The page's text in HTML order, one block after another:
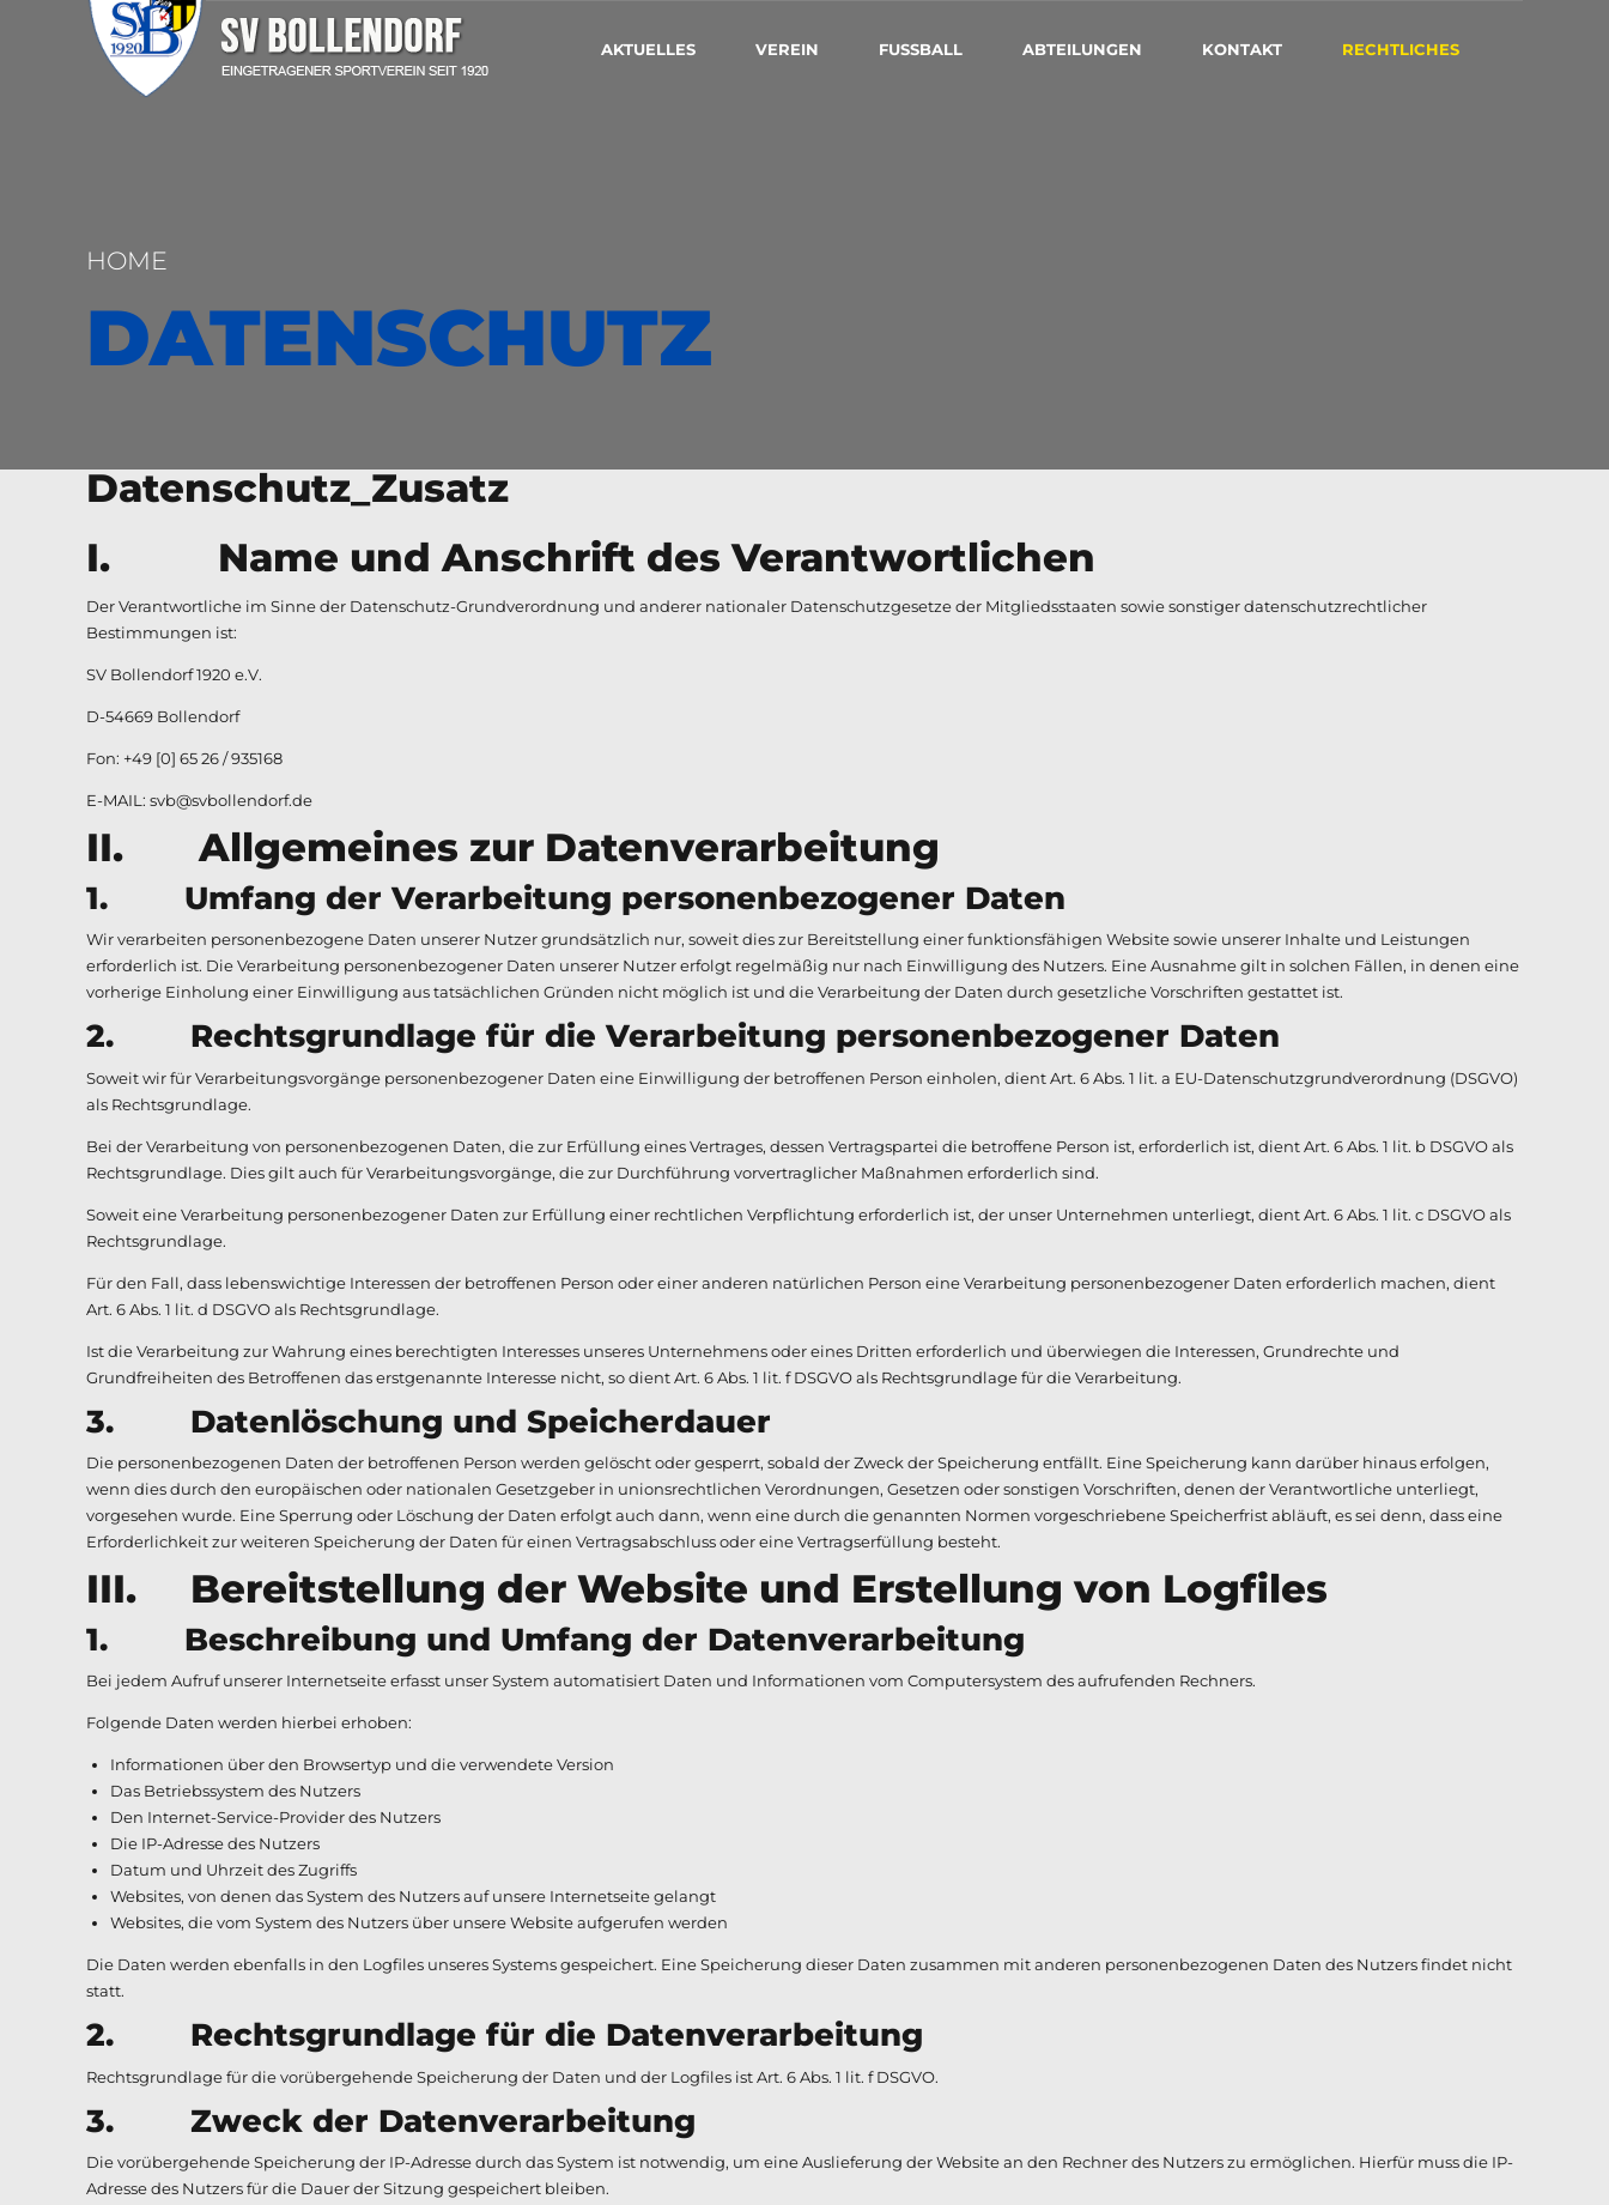
AKTUELLES VEREIN FUSSBALL ABTEILUNGEN KONTAKT RECHTLICHES
HOME
DATENSCHUTZ
Datenschutz_Zusatz
I. Name und Anschrift des Verantwortlichen
Der Verantwortliche im Sinne der Datenschutz-Grundverordnung und anderer nationaler Datenschutzgesetze der Mitgliedsstaaten sowie sonstiger datenschutzrechtlicher
Bestimmungen ist:
SV Bollendorf 1920 e.V.
D-54669 Bollendorf
Fon: +49 [0] 65 26 / 935168
E-MAIL: svb@svbollendorf.de
II. Allgemeines zur Datenverarbeitung
1. Umfang der Verarbeitung personenbezogener Daten
Wir verarbeiten personenbezogene Daten unserer Nutzer grundsätzlich nur, soweit dies zur Bereitstellung einer funktionsfähigen Website sowie unserer Inhalte und Leistungen
erforderlich ist. Die Verarbeitung personenbezogener Daten unserer Nutzer erfolgt regelmäßig nur nach Einwilligung des Nutzers. Eine Ausnahme gilt in solchen Fällen, in denen eine
vorherige Einholung einer Einwilligung aus tatsächlichen Gründen nicht möglich ist und die Verarbeitung der Daten durch gesetzliche Vorschriften gestattet ist.
2. Rechtsgrundlage für die Verarbeitung personenbezogener Daten
Soweit wir für Verarbeitungsvorgänge personenbezogener Daten eine Einwilligung der betroffenen Person einholen, dient Art. 6 Abs. 1 lit. a EU-Datenschutzgrundverordnung (DSGVO)
als Rechtsgrundlage.
Bei der Verarbeitung von personenbezogenen Daten, die zur Erfüllung eines Vertrages, dessen Vertragspartei die betroffene Person ist, erforderlich ist, dient Art. 6 Abs. 1 lit. b DSGVO als
Rechtsgrundlage. Dies gilt auch für Verarbeitungsvorgänge, die zur Durchführung vorvertraglicher Maßnahmen erforderlich sind.
Soweit eine Verarbeitung personenbezogener Daten zur Erfüllung einer rechtlichen Verpflichtung erforderlich ist, der unser Unternehmen unterliegt, dient Art. 6 Abs. 1 lit. c DSGVO als
Rechtsgrundlage.
Für den Fall, dass lebenswichtige Interessen der betroffenen Person oder einer anderen natürlichen Person eine Verarbeitung personenbezogener Daten erforderlich machen, dient
Art. 6 Abs. 1 lit. d DSGVO als Rechtsgrundlage.
Ist die Verarbeitung zur Wahrung eines berechtigten Interesses unseres Unternehmens oder eines Dritten erforderlich und überwiegen die Interessen, Grundrechte und
Grundfreiheiten des Betroffenen das erstgenannte Interesse nicht, so dient Art. 6 Abs. 1 lit. f DSGVO als Rechtsgrundlage für die Verarbeitung.
3. Datenlöschung und Speicherdauer
Die personenbezogenen Daten der betroffenen Person werden gelöscht oder gesperrt, sobald der Zweck der Speicherung entfällt. Eine Speicherung kann darüber hinaus erfolgen,
wenn dies durch den europäischen oder nationalen Gesetzgeber in unionsrechtlichen Verordnungen, Gesetzen oder sonstigen Vorschriften, denen der Verantwortliche unterliegt,
vorgesehen wurde. Eine Sperrung oder Löschung der Daten erfolgt auch dann, wenn eine durch die genannten Normen vorgeschriebene Speicherfrist abläuft, es sei denn, dass eine
Erforderlichkeit zur weiteren Speicherung der Daten für einen Vertragsabschluss oder eine Vertragserfüllung besteht.
III. Bereitstellung der Website und Erstellung von Logfiles
1. Beschreibung und Umfang der Datenverarbeitung
Bei jedem Aufruf unserer Internetseite erfasst unser System automatisiert Daten und Informationen vom Computersystem des aufrufenden Rechners.
Folgende Daten werden hierbei erhoben:
Informationen über den Browsertyp und die verwendete Version
Das Betriebssystem des Nutzers
Den Internet-Service-Provider des Nutzers
Die IP-Adresse des Nutzers
Datum und Uhrzeit des Zugriffs
Websites, von denen das System des Nutzers auf unsere Internetseite gelangt
Websites, die vom System des Nutzers über unsere Website aufgerufen werden
Die Daten werden ebenfalls in den Logfiles unseres Systems gespeichert. Eine Speicherung dieser Daten zusammen mit anderen personenbezogenen Daten des Nutzers findet nicht
statt.
2. Rechtsgrundlage für die Datenverarbeitung
Rechtsgrundlage für die vorübergehende Speicherung der Daten und der Logfiles ist Art. 6 Abs. 1 lit. f DSGVO.
3. Zweck der Datenverarbeitung
Die vorübergehende Speicherung der IP-Adresse durch das System ist notwendig, um eine Auslieferung der Website an den Rechner des Nutzers zu ermöglichen. Hierfür muss die IP-
Adresse des Nutzers für die Dauer der Sitzung gespeichert bleiben.